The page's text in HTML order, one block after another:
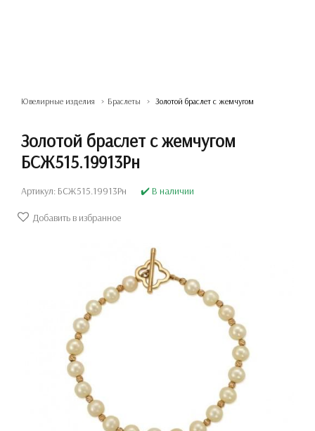
Ювелирные изделия Браслеты Золотой браслет с жемчугом
Золотой браслет с жемчугом
БСЖ515.19913Рн
Артикул: БСЖ515.19913Рн ✔️ В наличии
Добавить в избранное